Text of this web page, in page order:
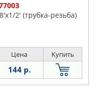
2' (трубка-резьба)
Цена Купить
144 р.